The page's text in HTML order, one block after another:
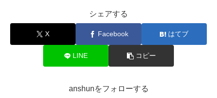
シェアする
X Facebook はてブ
LINE コピー
anshunをフォローする